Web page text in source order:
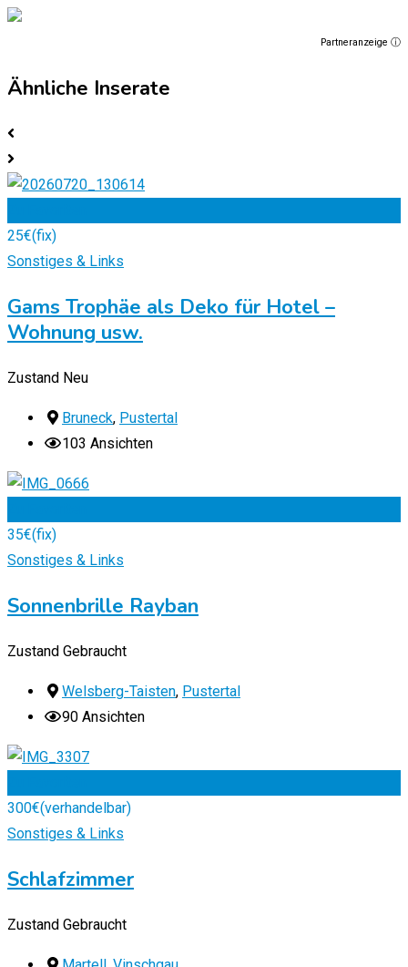
Partneranzeige ⓘ
Ähnliche Inserate
25€(fix)
Sonstiges & Links
Gams Trophäe als Deko für Hotel –
Wohnung usw.
Zustand Neu
Bruneck, Pustertal
103 Ansichten
35€(fix)
Sonstiges & Links
Sonnenbrille Rayban
Zustand Gebraucht
Welsberg-Taisten, Pustertal
90 Ansichten
300€(verhandelbar)
Sonstiges & Links
Schlafzimmer
Zustand Gebraucht